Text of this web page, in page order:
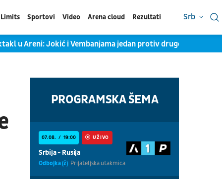
Limits Sportovi Video Arena cloud Rezultati Srb
u Areni: Jokić i Vembanjama jedan protiv drugog, KSS
PROGRAMSKA ŠEMA
07.08. 19:00 UŽIVO
Srbija - Rusija
Odbojka (ž) Prijateljska utakmica